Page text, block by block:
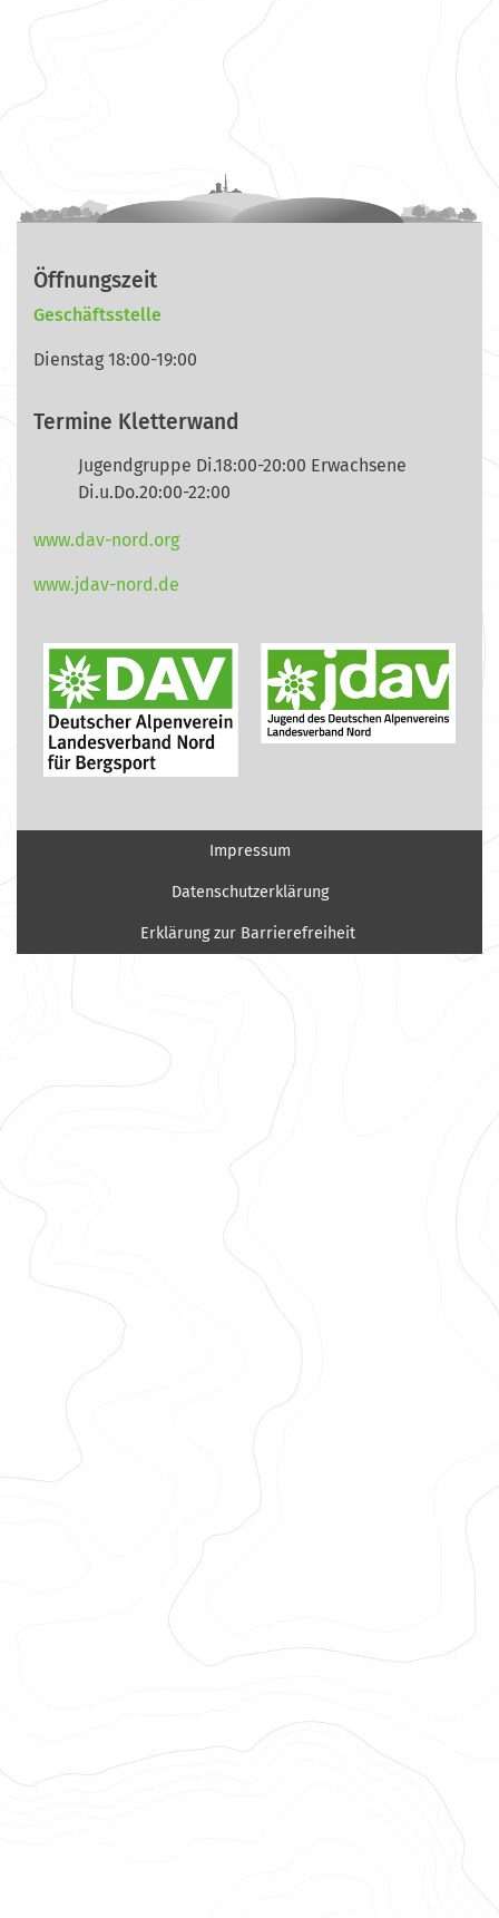
Öffnungszeit
Geschäftsstelle
Dienstag 18:00-19:00
Termine Kletterwand
Jugendgruppe Di.18:00-20:00 Erwachsene
Di.u.Do.20:00-22:00
www.dav-nord.org
www.jdav-nord.de
Impressum
Datenschutzerklärung
Erklärung zur Barrierefreiheit